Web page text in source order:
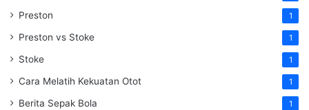
Preston 1
Preston vs Stoke 1
Stoke 1
Cara Melatih Kekuatan Otot 1
Berita Sepak Bola 1